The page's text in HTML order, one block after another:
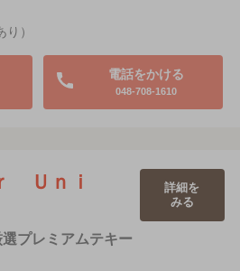
）
電話をかける
048-708-1610
Ｕｎｉ
プレミアムテキー
詳細を
みる